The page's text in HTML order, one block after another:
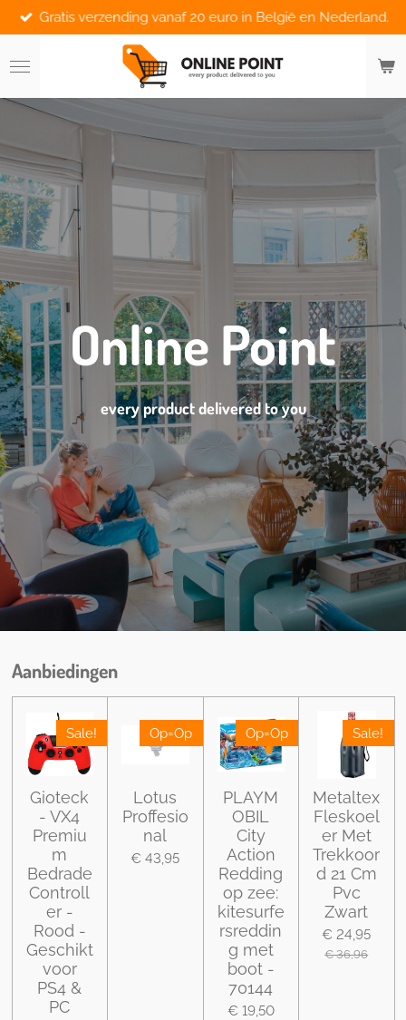
Ga
direct
naar
de
hoofdinhoud
Gratis verzending vanaf 20 euro in België en Nederland.
Online Point
every product delivered to you
Aanbiedingen
Sale!
Gioteck
- VX4
Premiu
m
Bedrade
Controll
er -
Rood -
Geschikt
voor
PS4 &
PC
Op=Op
Lotus
Proffesio
nal
€ 43,95
Op=Op
PLAYM
OBIL
City
Action
Redding
op zee:
kitesurfe
rsreddin
g met
boot -
70144
€ 19,50
Sale!
Metaltex
Fleskoel
er Met
Trekkoor
d 21 Cm
Pvc
Zwart
€ 24,95
€ 36,96